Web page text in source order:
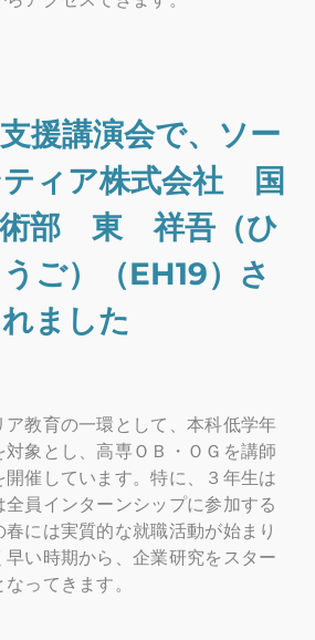
援講演会で、ソー
ティア株式会社 国
部 東 祥吾（ひ
ご）（EH19）さ
ました
教育の一環として、本科低学年
象とし、高専ＯＢ・ＯＧを講師
催しています。特に、３年生は
全員インターンシップに参加する
には実質的な就職活動が始まり
早い時期から、企業研究をスター
ってきます。